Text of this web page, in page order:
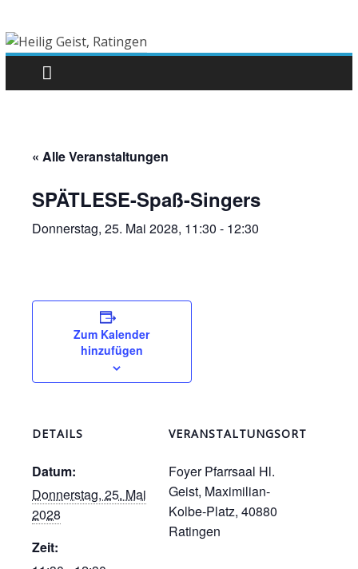
« Alle Veranstaltungen
SPÄTLESE-Spaß-Singers
Donnerstag, 25. Mai 2028, 11:30 - 12:30
Zum Kalender
hinzufügen
DETAILS
Datum:
Donnerstag, 25. Mai
2028
Zeit:
VERANSTALTUNGSORT
Foyer Pfarrsaal Hl.
Geist, Maximilian-
Kolbe-Platz, 40880
Ratingen